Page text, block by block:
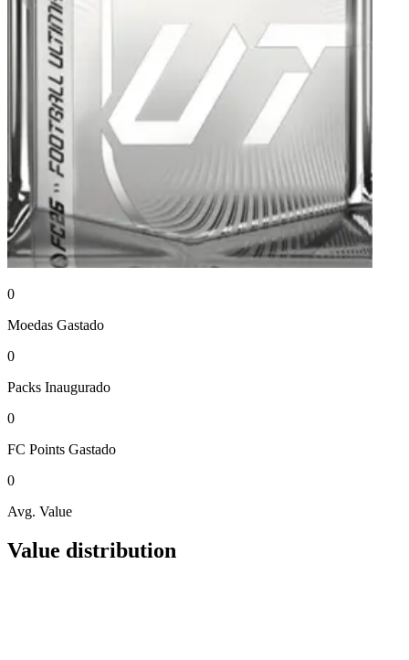
0
Moedas Gastado
0
Packs Inaugurado
0
FC Points Gastado
0
Avg. Value
Value distribution